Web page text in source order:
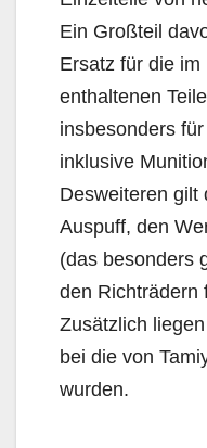
Ein Großteil
Ersatz für die
enthaltenen
insbesonders
inklusive
Desweiteren gilt
Auspuff, den
(das besonders
den Richträdern
Zusätzlich
bei die von
wurden.